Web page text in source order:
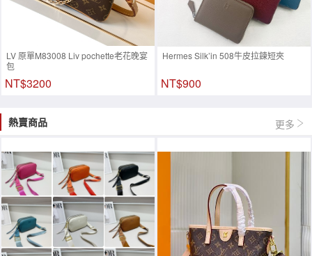
LV 原單M83008 Liv pochette老花晚宴
包
NT$3200
Hermes Silk’in 508牛皮拉鍊短夾
NT$900
熱賣商品 更多